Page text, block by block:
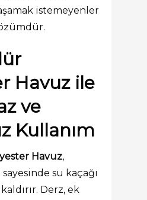
istemeyenler
Havuz ile
ve
Kullanım
Havuz,
su kaçağı
Derz, ek